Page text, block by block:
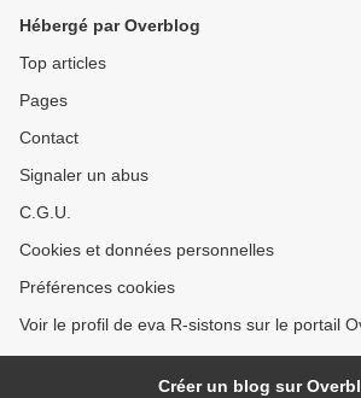
Hébergé par Overblog
Top articles
Pages
Contact
Signaler un abus
C.G.U.
Cookies et données personnelles
Préférences cookies
Voir le profil de eva R-sistons sur le portail
Créer un blog sur